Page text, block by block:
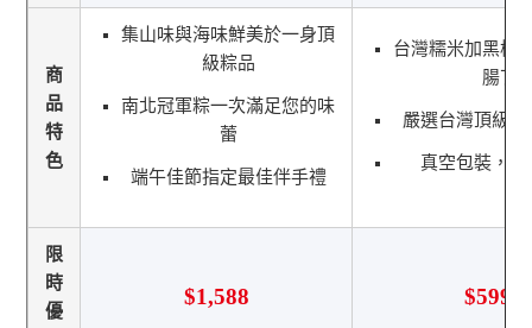
商
品
特
色
集山味與海味鮮美於一身頂
級粽品
南北冠軍粽一次滿足您的味
蕾
端午佳節指定最佳伴手禮
台灣糯米加黑橋
腸丁
嚴選台灣頂級黑
真空包裝，冷
限
時
優
$1,588 $599